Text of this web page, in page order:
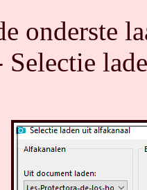
onderste
Selectie